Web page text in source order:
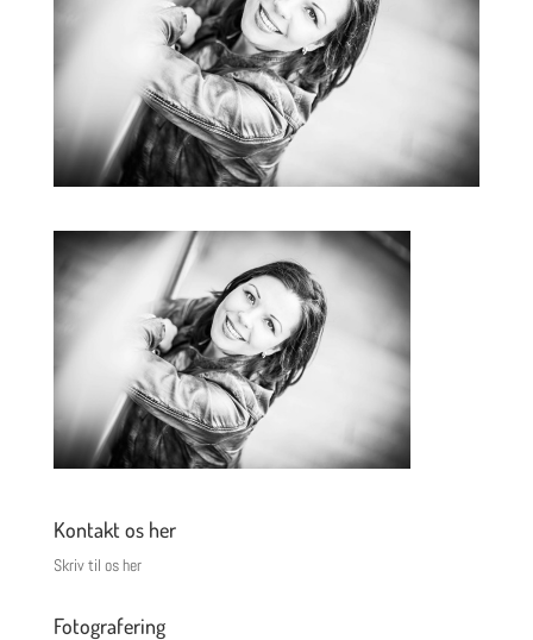
Kontakt os her
Skriv til os her
Fotografering